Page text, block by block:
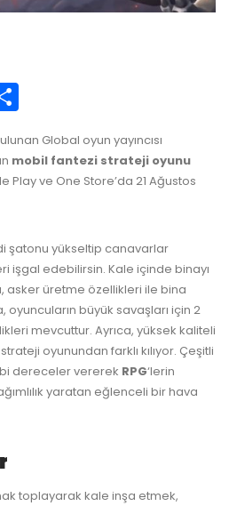
Global oyun yayıncısı
mobil fantezi strateji oyunu
Play ve One Store’da 21 Ağustos
şatonu yükseltip canavarlar
işgal edebilirsin. Kale içinde binayı
asker üretme özellikleri ile bina
oyuncuların büyük savaşları için 2
mevcuttur. Ayrıca, yüksek kaliteli
oyunundan farklı kılıyor. Çeşitli
dereceler vererek RPG‘lerin
yaratan eğlenceli bir hava
toplayarak kale inşa etmek,